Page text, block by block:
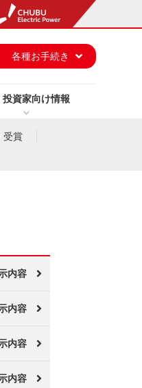
投資家向け情報
各種お手続き
受賞
内容
内容
内容
内容